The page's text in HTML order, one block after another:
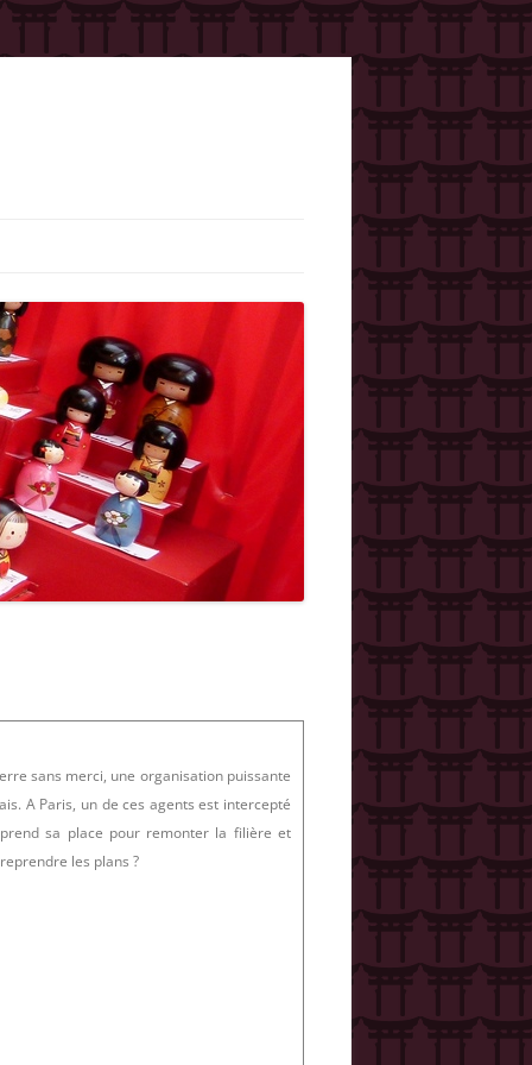
sans merci, une organisation puissante
A Paris, un de ces agents est intercepté
sa place pour remonter la filière et
les plans ?